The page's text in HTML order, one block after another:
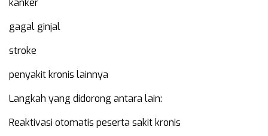
gagal ginjal
stroke
penyakit kronis lainnya
Langkah yang didorong antara lain:
Reaktivasi otomatis peserta sakit kronis